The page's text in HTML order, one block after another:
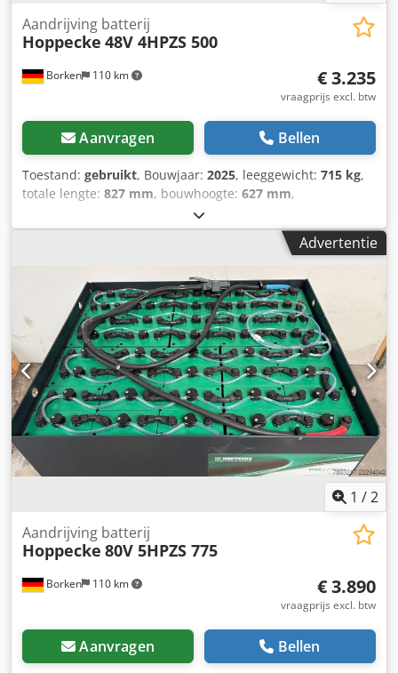
Borken 110 km
Aandrijving batterij
Hoppecke 48V 4HPZS 500
€ 3.235
vraagprijs excl. btw
Aanvragen Bellen
Toestand: gebruikt, Bouwjaar: 2025, leeggewicht: 715 kg,
totale lengte: 827 mm, bouwhoogte: 627 mm,
, Aandrijfbatterij Batterijspanning:
48V Batterijcapaciteit: 500Ah Batterijfabrikant: Hoppecke
Aquamatic Dsdpfx Aozknu Uspheck Batterijtype: PzS
Bouwjaar batterij: 2025 Batterijconditie: 80 - 100%
Beschrijving: Datum in gebruik genomen: 02/2025
Advertentie
1 /2
Borken 110 km
Aandrijving batterij
Hoppecke 80V 5HPZS 775
€ 3.890
vraagprijs excl. btw
Aanvragen Bellen